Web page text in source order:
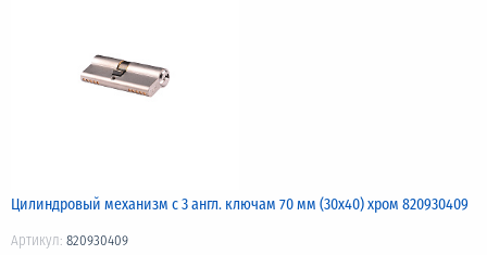
Цилиндровый механизм с 3 англ. ключам 70 мм (30х40) хром 820930409
Артикул: 820930409